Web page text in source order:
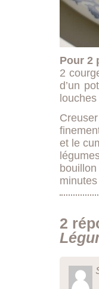
Pour 2
2
d’un
et le
2